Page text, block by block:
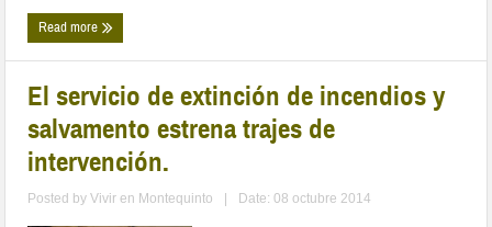
Read more
El servicio de extinción de incendios y
salvamento estrena trajes de
intervención.
Posted byVivir en Montequinto Date: 08 octubre 2014